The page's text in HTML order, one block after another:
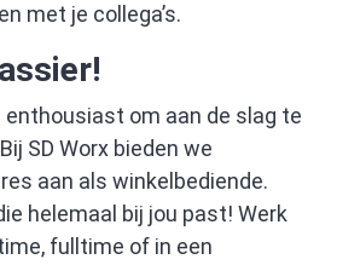
met je collega’s.
enthousiast om aan de slag te
SD Worx bieden we
aan als winkelbediende.
helemaal bij jou past! Werk
fulltime of in een